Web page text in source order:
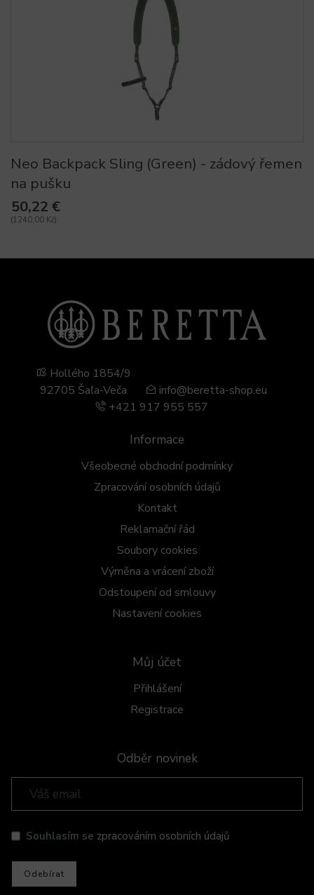
Neo Backpack Sling (Green) - zádový řemen
na pušku
50,22 €
(1240,00 Kč)
Odběr novinek
Souhlasím se zpracováním osobních údajů
Odebírat
Informace
Všeobecné obchodní podmínky
Zpracování osobních údajů
Kontakt
Reklamační řád
Soubory cookies
Výměna a vrácení zboží
Odstoupení od smlouvy
Nastavení cookies
Můj účet
Přihlášení
Registrace
Hollého 1854/9
92705 Šaľa-Veča
info@beretta-shop.eu
+421 917 955 557